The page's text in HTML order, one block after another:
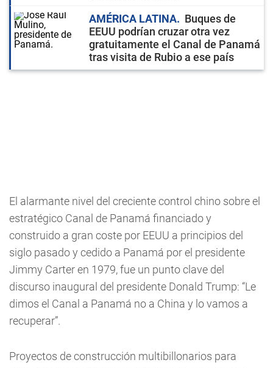
AMÉRICA LATINA
Buques de
EEUU podrían cruzar otra vez
gratuitamente el Canal de Panamá
tras visita de Rubio a ese país
El alarmante nivel del creciente control chino sobre el
estratégico Canal de Panamá financiado y
construido a gran coste por EEUU a principios del
siglo pasado y cedido a Panamá por el presidente
Jimmy Carter en 1979, fue un punto clave del
discurso inaugural del presidente Donald Trump: “Le
dimos el Canal a Panamá no a China y lo vamos a
recuperar”.
Proyectos de construcción multibillonarios para